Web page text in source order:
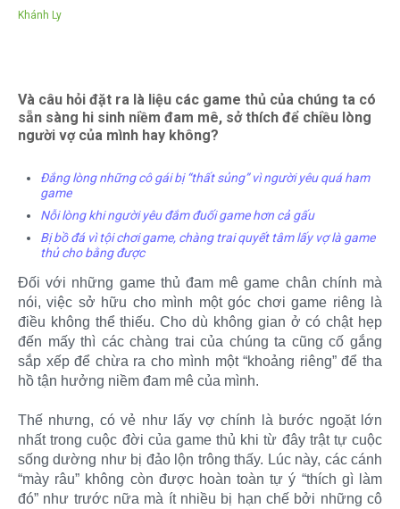
Khánh Ly
Và câu hỏi đặt ra là liệu các game thủ của chúng ta có
sẵn sàng hi sinh niềm đam mê, sở thích để chiều lòng
người vợ của mình hay không?
Đắng lòng những cô gái bị “thất sủng” vì người yêu quá ham
game
Nỗi lòng khi người yêu đắm đuối game hơn cả gấu
Bị bồ đá vì tội chơi game, chàng trai quyết tâm lấy vợ là game
thủ cho bằng được
Đối với những game thủ đam mê game chân chính mà
nói, việc sở hữu cho mình một góc chơi game riêng là
điều không thể thiếu. Cho dù không gian ở có chật hẹp
đến mấy thì các chàng trai của chúng ta cũng cố gắng
sắp xếp để chừa ra cho mình một “khoảng riêng” để tha
hồ tận hưởng niềm đam mê của mình.
Thế nhưng, có vẻ như lấy vợ chính là bước ngoặt lớn
nhất trong cuộc đời của game thủ khi từ đây trật tự cuộc
sống dường như bị đảo lộn trông thấy. Lúc này, các cánh
“mày râu” không còn được hoàn toàn tự ý “thích gì làm
đó” như trước nữa mà ít nhiều bị hạn chế bởi những cô